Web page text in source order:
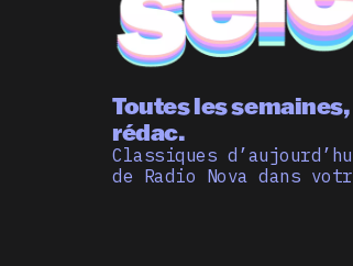
Toutes les
rédac.
Classiques
de Radio Nova dans